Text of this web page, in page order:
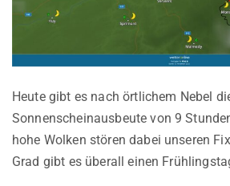
Heute gibt es nach örtlichem Nebel
Sonnenscheinausbeute von 9
hohe Wolken stören dabei unseren
Grad gibt es überall einen